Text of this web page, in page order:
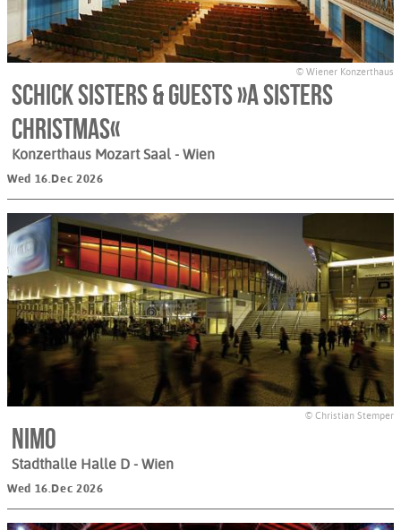
© Wiener Konzerthaus
Schick Sisters & Guests »A Sisters
Christmas«
Konzerthaus Mozart Saal - Wien
Wed 16.Dec 2026
© Christian Stemper
Nimo
Stadthalle Halle D - Wien
Wed 16.Dec 2026